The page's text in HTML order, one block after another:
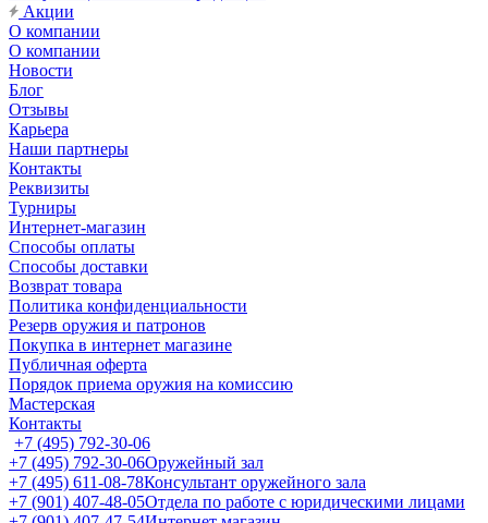
Акции
О компании
О компании
Новости
Блог
Отзывы
Карьера
Наши партнеры
Контакты
Реквизиты
Турниры
Интернет-магазин
Способы оплаты
Способы доставки
Возврат товара
Политика конфиденциальности
Резерв оружия и патронов
Покупка в интернет магазине
Публичная оферта
Порядок приема оружия на комиссию
Мастерская
Контакты
+7 (495) 792-30-06
+7 (495) 792-30-06Оружейный зал
+7 (495) 611-08-78Консультант оружейного зала
+7 (901) 407-48-05Отдела по работе с юридическими лицами